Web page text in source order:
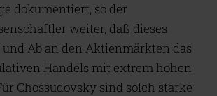
dokumentiert, so der
weiter, daß dieses
Ab an den Aktienmärkten das
Handels mit extrem hohen
Chossudovsky sind solch starke